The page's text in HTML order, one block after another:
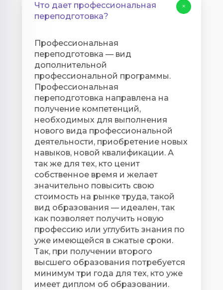
Что дает профессиональная
переподготовка?
Профессиональная
переподготовка — вид
дополнительной
профессиональной программы.
Профессиональная
переподготовка направлена на
получение компетенций,
необходимых для выполнения
нового вида профессиональной
деятельности, приобретение новых
навыков, новой квалификации. А
так же для тех, кто ценит
собственное время и желает
значительно повысить свою
стоимость на рынке труда, такой
вид образования — идеален, так
как позволяет получить новую
профессию или углубить знания по
уже имеющейся в сжатые сроки.
Так, при получении второго
высшего образования потребуется
минимум три года для тех, кто уже
имеет диплом об образовании.
+